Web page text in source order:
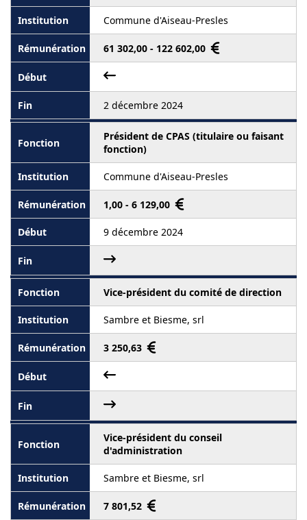
Commune d'Aiseau-Presles
61 302,00 - 122 602,00
2 décembre 2024
Président de CPAS (titulaire ou faisant
fonction)
Commune d'Aiseau-Presles
1,00 - 6 129,00
9 décembre 2024
Vice-président du comité de direction
Sambre et Biesme, srl
3 250,63
Vice-président du conseil
d'administration
Sambre et Biesme, srl
7 801,52